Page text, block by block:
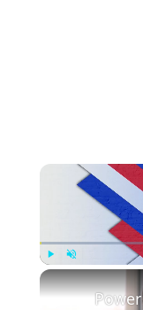
Play Unmute